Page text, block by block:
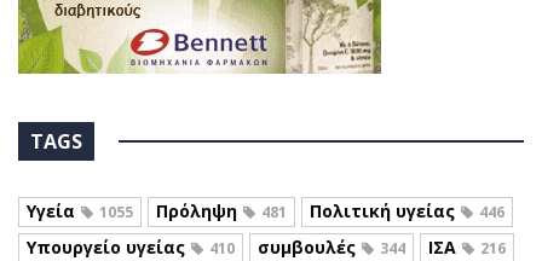
TAGS
Υγεία 1055 Πρόληψη 481 Πολιτική υγείας 446
Υπουργείο υγείας 410 συμβουλές 344 ΙΣΑ 216